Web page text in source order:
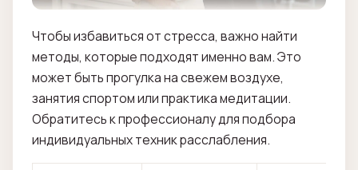
Чтобы избавиться от стресса, важно найти
методы, которые подходят именно вам. Это
может быть прогулка на свежем воздухе,
занятия спортом или практика медитации.
Обратитесь к профессионалу для подбора
индивидуальных техник расслабления.